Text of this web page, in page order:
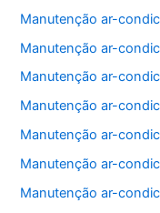
Manutenção ar-
Manutenção ar-
Manutenção ar-
Manutenção ar-
Manutenção ar-
Manutenção ar-
Manutenção ar-